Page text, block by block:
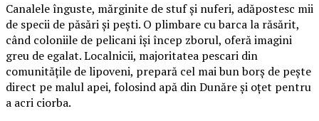
Canalele înguste, mărginite de stuf și nuferi, adăpostesc mii
de specii de păsări și pești. O plimbare cu barca la răsărit,
când coloniile de pelicani își încep zborul, oferă imagini
greu de egalat. Localnicii, majoritatea pescari din
comunitățile de lipoveni, prepară cel mai bun borș de pește
direct pe malul apei, folosind apă din Dunăre și oțet pentru
a acri ciorba.